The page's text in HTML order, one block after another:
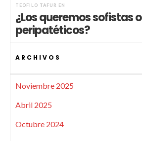
TEÓFILO TAFUR EN
¿Los queremos sofistas o
peripatéticos?
ARCHIVOS
Noviembre 2025
Abril 2025
Octubre 2024